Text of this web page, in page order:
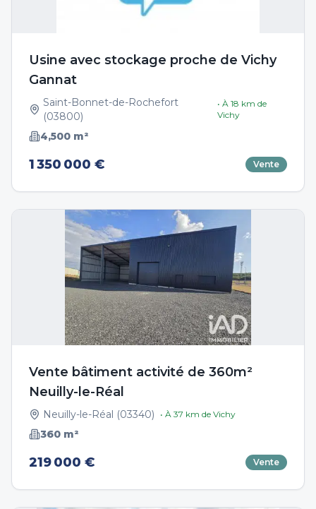
Usine avec stockage proche de Vichy
Gannat
Saint-Bonnet-de-Rochefort
(03800)
• À 18 km de
Vichy
4,500 m²
1 350 000 € Vente
Vente bâtiment activité de 360m²
Neuilly-le-Réal
Neuilly-le-Réal (03340) • À 37 km de Vichy
360 m²
219 000 € Vente